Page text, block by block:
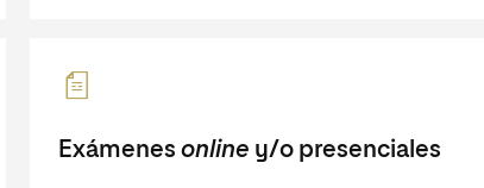
Exámenes online y/o presenciales